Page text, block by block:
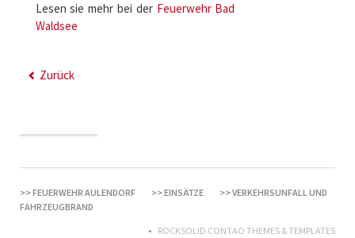
Lesen sie mehr bei der Feuerwehr Bad
Waldsee
Zurück
FEUERWEHR AULENDORF EINSÄTZE
VERKEHRSUNFALL UND
FAHRZEUGBRAND
ROCKSOLID CONTAO THEMES & TEMPLATES